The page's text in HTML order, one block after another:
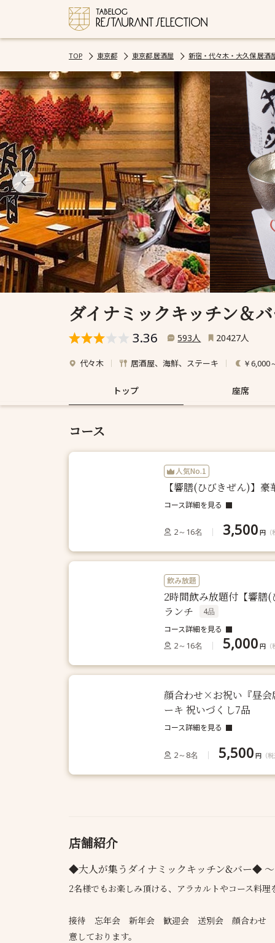
TOP 東京都 東京都 居酒屋 新宿・代々木・大久保 居酒
ダイナミックキッチン＆
3.36 593人 20427人
代々木 居酒屋、海鮮、ステーキ ￥6,000
トップ 座席
コース
人気No.1
【響膳(ひびきぜん)】
コース詳細を見る
2～16名 3,500 円
飲み放題
2時間飲み放題付【響膳
ランチ
4品
コース詳細を見る
2～16名 5,000 円
顔合わせ×お祝い『昼会
ーキ 祝いづくし7品
コース詳細を見る
2～8名 5,500 円 （
店舗紹介
◆大人が集うダイナミックキッチン&バー◆
2名様でもお楽しみ頂ける、アラカルトやコース料理
接待 忘年会 新年会 歓迎会 送別会 顔合わせ
意しております。